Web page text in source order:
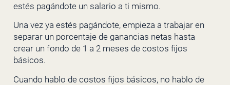
estés pagándote un salario a ti mismo.
Una vez ya estés pagándote, empieza a trabajar en
separar un porcentaje de ganancias netas hasta
crear un fondo de 1 a 2 meses de costos fijos
básicos.
Cuando hablo de costos fijos básicos, no hablo de